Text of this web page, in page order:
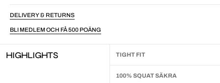
DELIVERY & RETURNS
BLI MEDLEM OCH FÅ 500 POÄNG
HIGHLIGHTS TIGHT FIT
100% SQUAT SÄKRA